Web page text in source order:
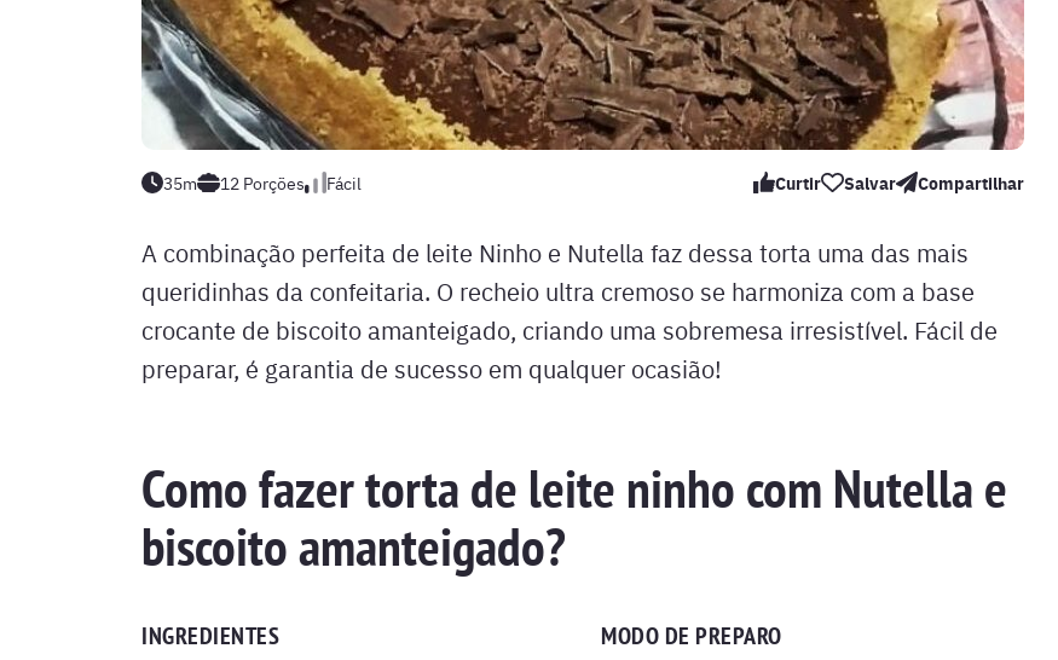
35m 12 Porções Fácil Curtir Salvar Compartilhar
A combinação perfeita de leite Ninho e Nutella faz dessa torta uma das mais
queridinhas da confeitaria. O recheio ultra cremoso se harmoniza com a base
crocante de biscoito amanteigado, criando uma sobremesa irresistível. Fácil de
preparar, é garantia de sucesso em qualquer ocasião!
Como fazer torta de leite ninho com Nutella e
biscoito amanteigado?
INGREDIENTES MODO DE PREPARO